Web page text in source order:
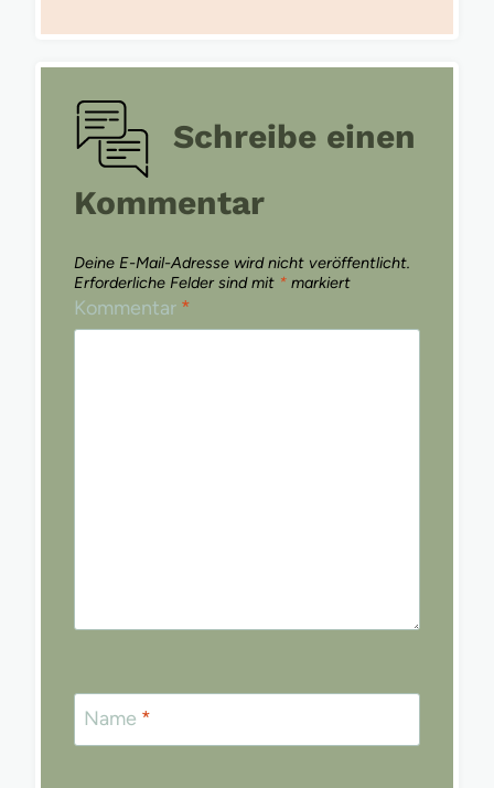
Schreibe einen
Kommentar
Deine E-Mail-Adresse wird nicht veröffentlicht.
Erforderliche Felder sind mit * markiert
Kommentar *
Name *